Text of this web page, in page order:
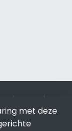
SEO-bureau
Lion
SEO
onderdeel van
met deze